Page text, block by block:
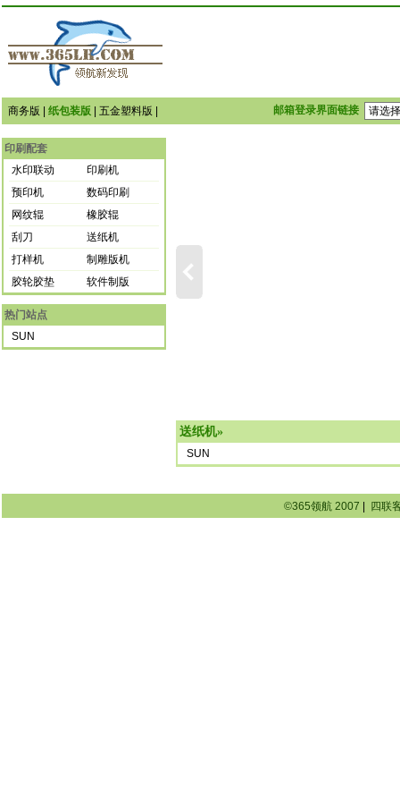
商务版 纸包装版 五金塑料版 邮箱登录界面链接
印刷配套
水印联动
印刷机
预印机
数码印刷
网纹辊
橡胶辊
刮刀
送纸机
打样机
制雕版机
胶轮胶垫
软件制版
热门站点
SUN
送纸机»
SUN
©365领航 2007 四联